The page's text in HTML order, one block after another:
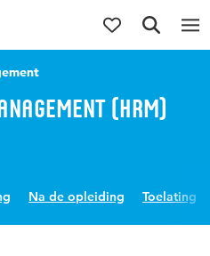
(HRM)
Na de opleiding Toelating